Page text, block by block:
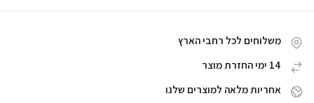
משלוחים לכל רחבי הארץ
14 ימי החזרת מוצר
אחריות מלאה למוצרים שלנו